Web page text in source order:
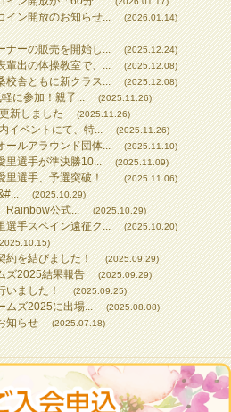
イン開放のお知らせ... (2026.01.14)
ナーの販売を開始し... (2025.12.24)
輩出の体操教室で、... (2025.12.08)
校舎ともに新クラス... (2025.12.08)
に参加！親子... (2025.11.26)
新しました (2025.11.26)
イベントにて、特... (2025.11.26)
ールアラウンド団体... (2025.11.10)
里選手が準決勝10... (2025.11.09)
里選手、予選突破！... (2025.11.06)
(2025.10.29)
Rainbow公式... (2025.10.29)
選手スペイン遠征ク... (2025.10.20)
約を結びました！ (2025.09.29)
ズ2025結果報告 (2025.09.29)
いました！ (2025.09.25)
ムズ2025に出場... (2025.08.08)
知らせ (2025.07.18)
SCHOOL All Rights Reserved.